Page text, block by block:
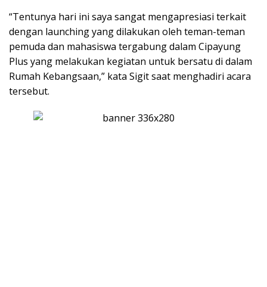
“Tentunya hari ini saya sangat mengapresiasi terkait
dengan launching yang dilakukan oleh teman-teman
pemuda dan mahasiswa tergabung dalam Cipayung
Plus yang melakukan kegiatan untuk bersatu di dalam
Rumah Kebangsaan,” kata Sigit saat menghadiri acara
tersebut.